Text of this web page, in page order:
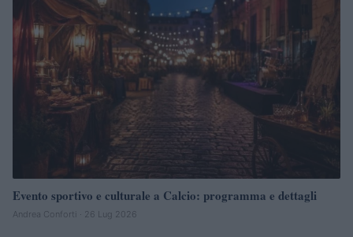
Evento sportivo e culturale a Calcio: programma e dettagli
Andrea Conforti · 26 Lug 2026